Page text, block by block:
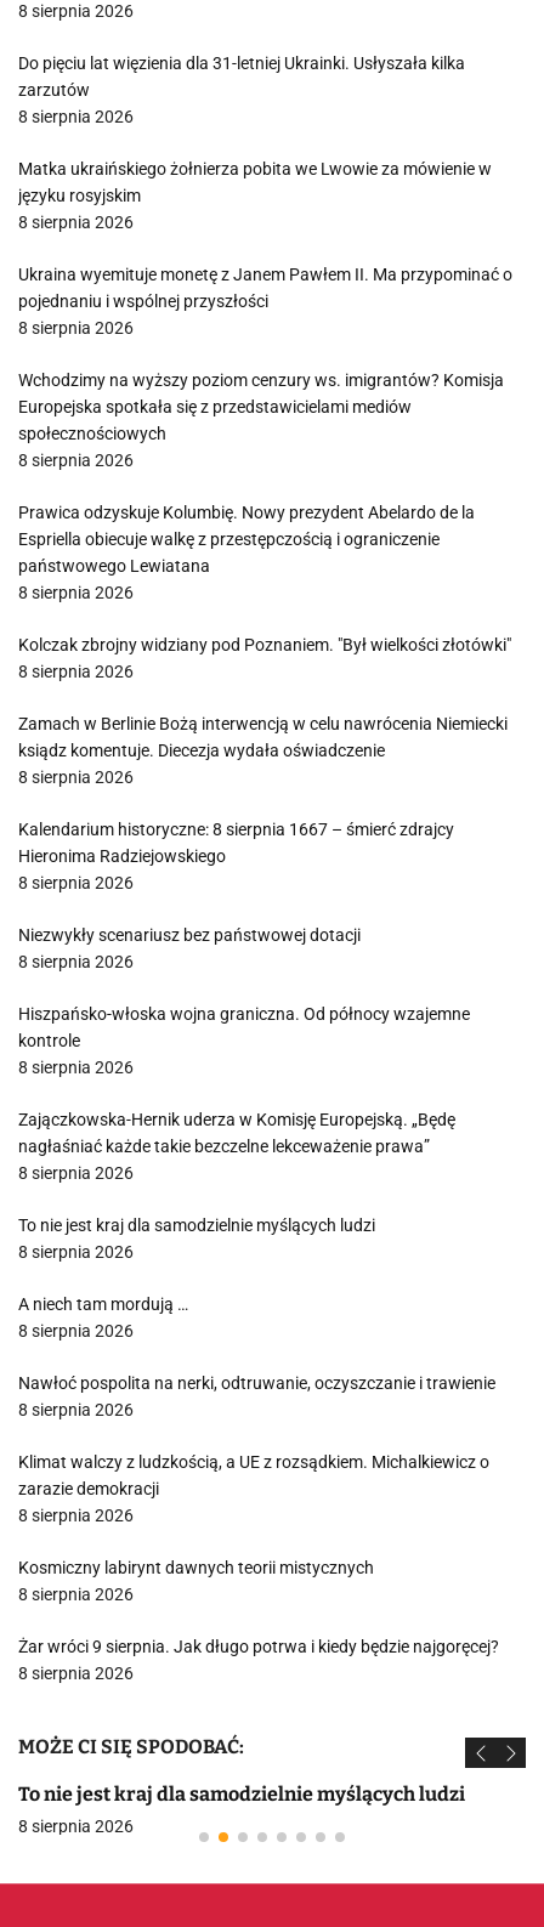
8 sierpnia 2026
Do pięciu lat więzienia dla 31-letniej Ukrainki. Usłyszała kilka
zarzutów
8 sierpnia 2026
Matka ukraińskiego żołnierza pobita we Lwowie za mówienie w
języku rosyjskim
8 sierpnia 2026
Ukraina wyemituje monetę z Janem Pawłem II. Ma przypominać o
pojednaniu i wspólnej przyszłości
8 sierpnia 2026
Wchodzimy na wyższy poziom cenzury ws. imigrantów? Komisja
Europejska spotkała się z przedstawicielami mediów
społecznościowych
8 sierpnia 2026
Prawica odzyskuje Kolumbię. Nowy prezydent Abelardo de la
Espriella obiecuje walkę z przestępczością i ograniczenie
państwowego Lewiatana
8 sierpnia 2026
Kolczak zbrojny widziany pod Poznaniem. "Był wielkości złotówki"
8 sierpnia 2026
Zamach w Berlinie Bożą interwencją w celu nawrócenia Niemiecki
ksiądz komentuje. Diecezja wydała oświadczenie
8 sierpnia 2026
Kalendarium historyczne: 8 sierpnia 1667 – śmierć zdrajcy
Hieronima Radziejowskiego
8 sierpnia 2026
Niezwykły scenariusz bez państwowej dotacji
8 sierpnia 2026
Hiszpańsko-włoska wojna graniczna. Od północy wzajemne
kontrole
8 sierpnia 2026
Zajączkowska-Hernik uderza w Komisję Europejską. „Będę
nagłaśniać każde takie bezczelne lekceważenie prawa”
8 sierpnia 2026
To nie jest kraj dla samodzielnie myślących ludzi
8 sierpnia 2026
A niech tam mordują …
8 sierpnia 2026
Nawłoć pospolita na nerki, odtruwanie, oczyszczanie i trawienie
8 sierpnia 2026
Klimat walczy z ludzkością, a UE z rozsądkiem. Michalkiewicz o
zarazie demokracji
8 sierpnia 2026
Kosmiczny labirynt dawnych teorii mistycznych
8 sierpnia 2026
Żar wróci 9 sierpnia. Jak długo potrwa i kiedy będzie najgoręcej?
8 sierpnia 2026
MOŻE CI SIĘ SPODOBAĆ:
To nie jest kraj dla samodzielnie myślących ludzi
8 sierpnia 2026